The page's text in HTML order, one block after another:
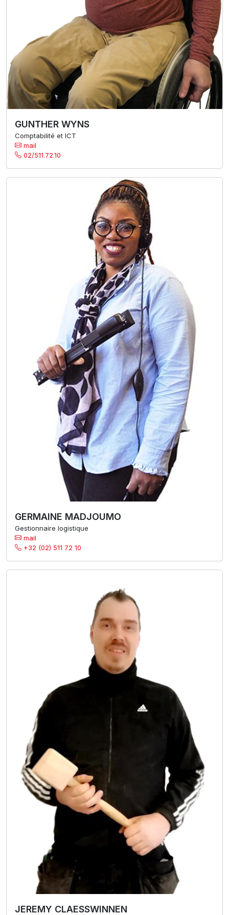
GUNTHER WYNS
Comptabilité et ICT
mail
02/511.72.10
GERMAINE MADJOUMO
Gestionnaire logistique
mail
+32 (02) 511 72 10
JEREMY CLAESSWINNEN